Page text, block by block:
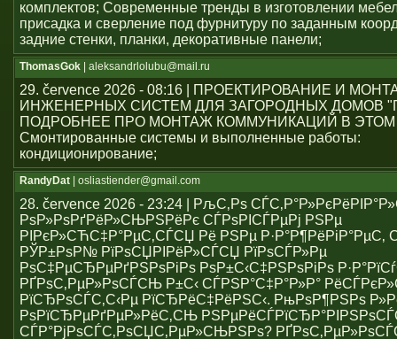
комплектов; Современные тренды в изготовлении
присадка и сверление под фурнитуру по заданным
задние стенки, планки, декоративные панели;
ThomasGok | aleksandrlolubu@mail.ru
29. července 2026 - 08:16 | ПРОЕКТИРОВАНИЕ И
ИНЖЕНЕРНЫХ СИСТЕМ ДЛЯ ЗАГОРОДНЫХ ДОМОВ
ПОДРОБНЕЕ ПРО МОНТАЖ КОММУНИКАЦИЙ В
Смонтированные системы и выполненные работы:
кондиционирование;
RandyDat | osliastiender@gmail.com
28. července 2026 - 23:24 | РљС‚Рѕ
РѕР»РѕРґРёР»СЊРЅРёРє СЃРѕРІСЃРµРј РЅРµ
РІРєР»СЋС‡Р°РµС‚СЃСЏ Рё РЅРµ Р·Р°Р¶РёРіР°РµС‚
РЎР±РѕР№ РїРѕСЏРІРёР»СЃСЏ РїРѕСЃР»Рµ
РѕС‡РµСЂРµРґРЅРѕРіРѕ РѕР±С‹С‡РЅРѕРіРѕ
РҐРѕС‚РµР»РѕСЃСЊ Р±С‹ СЃРЅР°С‡Р°Р»Р°
РїСЂРѕСЃС‚С‹Рµ РїСЂРёС‡РёРЅС‹. РњРѕР¶РЅРѕ
РѕРїСЂРµРґРµР»РёС‚СЊ
СЃР°РјРѕСЃС‚РѕСЏС‚РµР»СЊРЅРѕ?